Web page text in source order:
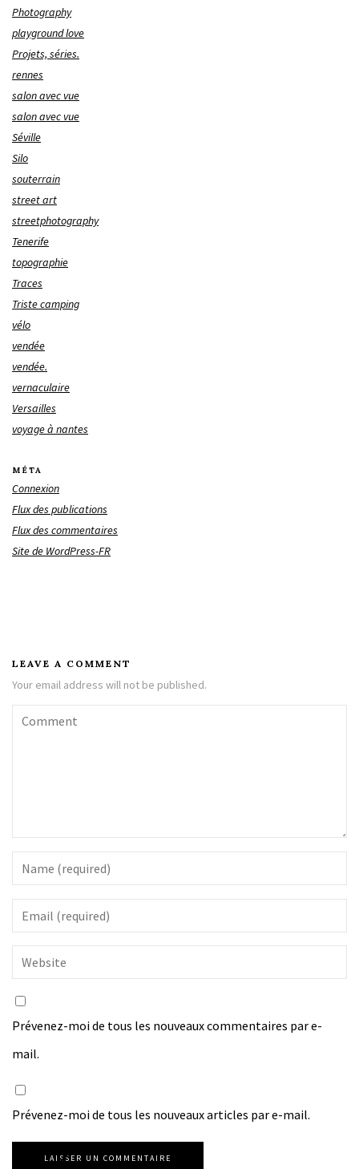
Photography
playground love
Projets, séries.
rennes
salon avec vue
salon avec vue
Séville
Silo
souterrain
street art
streetphotography
Tenerife
topographie
Traces
Triste camping
vélo
vendée
vendée.
vernaculaire
Versailles
voyage à nantes
MÉTA
Connexion
Flux des publications
Flux des commentaires
Site de WordPress-FR
LEAVE A COMMENT
Your email address will not be published.
Prévenez-moi de tous les nouveaux commentaires par e-
mail.
Prévenez-moi de tous les nouveaux articles par e-mail.
LAISSER UN COMMENTAIRE